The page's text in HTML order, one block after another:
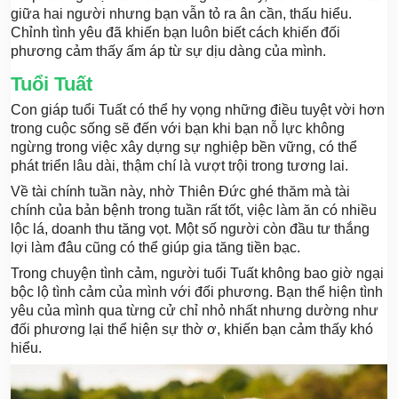
giữa hai người nhưng bạn vẫn tỏ ra ân cần, thấu hiểu.
Chỉnh tình yêu đã khiến bạn luôn biết cách khiến đối
phương cảm thấy ấm áp từ sự dịu dàng của mình.
Tuổi Tuất
Con giáp tuổi Tuất có thể hy vọng những điều tuyệt vời hơn
trong cuộc sống sẽ đến với bạn khi bạn nỗ lực không
ngừng trong việc xây dựng sự nghiệp bền vững, có thể
phát triển lâu dài, thậm chí là vượt trội trong tương lai.
Về tài chính tuần này, nhờ Thiên Đức ghé thăm mà tài
chính của bản bệnh trong tuần rất tốt, việc làm ăn có nhiều
lộc lá, doanh thu tăng vọt. Một số người còn đầu tư thắng
lợi làm đâu cũng có thể giúp gia tăng tiền bạc.
Trong chuyện tình cảm, người tuổi Tuất không bao giờ ngại
bộc lộ tình cảm của mình với đối phương. Bạn thể hiện tình
yêu của mình qua từng cử chỉ nhỏ nhất nhưng dường như
đối phương lại thể hiện sự thờ ơ, khiến bạn cảm thấy khó
hiểu.